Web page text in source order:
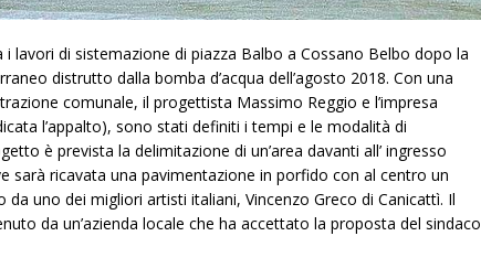
i lavori di sistemazione di piazza Balbo a Cossano Belbo dopo la
distrutto dalla bomba d’acqua dell’agosto 2018. Con una
comunale, il progettista Massimo Reggio e l’impresa
l’appalto), sono stati definiti i tempi e le modalità di
è prevista la delimitazione di un’area davanti all’ ingresso
sarà ricavata una pavimentazione in porfido con al centro un
uno dei migliori artisti italiani, Vincenzo Greco di Canicattì. Il
da un’azienda locale che ha accettato la proposta del sindaco